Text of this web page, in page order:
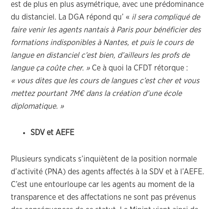
est de plus en plus asymétrique, avec une prédominance
du distanciel. La DGA répond qu’ « il sera compliqué de
faire venir les agents nantais à Paris pour bénéficier des
formations indisponibles à Nantes, et puis le cours de
langue en distanciel c’est bien, d’ailleurs les profs de
langue ça coûte cher. » Ce à quoi la CFDT rétorque :
« vous dites que les cours de langues c’est cher et vous
mettez pourtant 7M€ dans la création d’une école
diplomatique. »
SDV et AEFE
Plusieurs syndicats s’inquiètent de la position normale
d’activité (PNA) des agents affectés à la SDV et à l’AEFE.
C’est une entourloupe car les agents au moment de la
transparence et des affectations ne sont pas prévenus